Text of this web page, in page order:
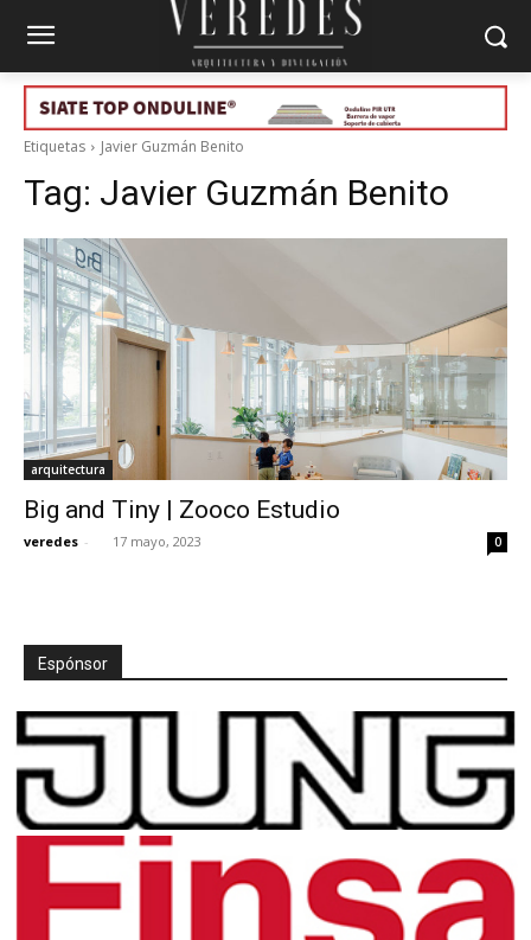
Etiquetas Javier Guzmán Benito
Tag: Javier Guzmán Benito
arquitectura
Big and Tiny | Zooco Estudio
veredes - 17 mayo, 2023 0
Espónsor